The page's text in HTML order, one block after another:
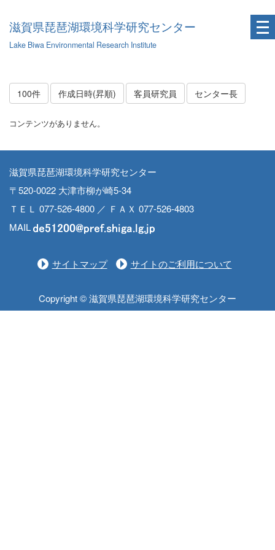
滋賀県琵琶湖環境科学研究センター
Lake Biwa Environmental Research Institute
100件 作成日時(昇順) 客員研究員 センター長
コンテンツがありません。
滋賀県琵琶湖環境科学研究センター
〒520-0022 大津市柳が崎5-34
ＴＥＬ 077-526-4800 ／ ＦＡＸ 077-526-4803
MAIL
サイトマップ サイトのご利用について
Copyright © 滋賀県琵琶湖環境科学研究センター